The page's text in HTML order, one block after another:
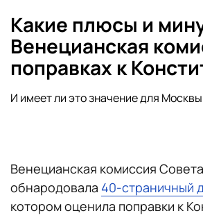
Какие плюсы и
Венецианская
поправках к
И имеет ли это значение для Москвы
Венецианская комиссия
обнародовала 40-страничный
котором оценила поправки к